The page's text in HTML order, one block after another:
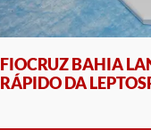
FIOCRUZ BAHIA
RÁPIDO DA